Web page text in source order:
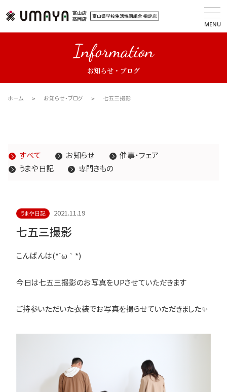
MENU
Information
お知らせ・ブログ
ホーム お知らせ・ブログ 七五三撮影
すべて お知らせ
催事・フェア
うまや日記
専門きもの
うまや日記 2021.11.19
七五三撮影
こんばんは(*´ω｀*)
今日は七五三撮影のお写真をUPさせていただきます
ご持参いただいた衣装でお写真を撮らせていただきました✨